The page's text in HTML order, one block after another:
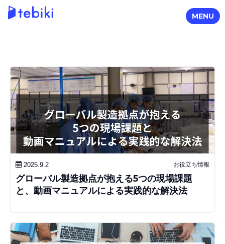
MENU
2025.9.2 お役立ち情報
グローバル製造拠点が抱える5つの現場課題
と、動画マニュアルによる実践的な解決法